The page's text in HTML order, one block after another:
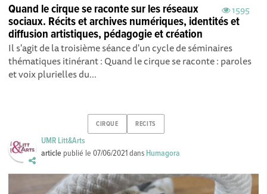
1595
Quand le cirque se raconte sur les réseaux
sociaux. Récits et archives numériques, identités et
diffusion artistiques, pédagogie et création
Il s'agit de la troisième séance d'un cycle de séminaires
thématiques itinérant : Quand le cirque se raconte : paroles
et voix plurielles du...
CIRQUE RECITS
UMR Litt&Arts
article publié le07/06/2021dans Humagora